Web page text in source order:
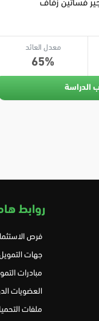
فساتين زفاف
معدل العائد
65
الدراسة
روابط
فرص
جهات
مبادرات
العضويات
ملفات